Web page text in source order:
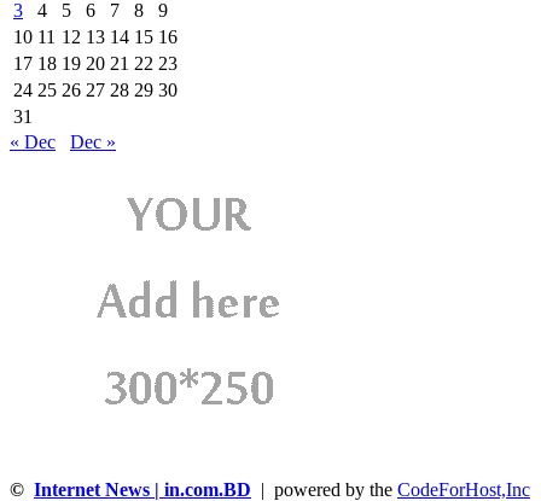
3 4 5 6 7 8
9
10 11 12 13 14 15 16
17 18 19 20 21 22 23
24 25 26 27 28 29 30
31
« Dec
Dec »
© Internet News | in.com.BD | powered by the CodeForHost,Inc